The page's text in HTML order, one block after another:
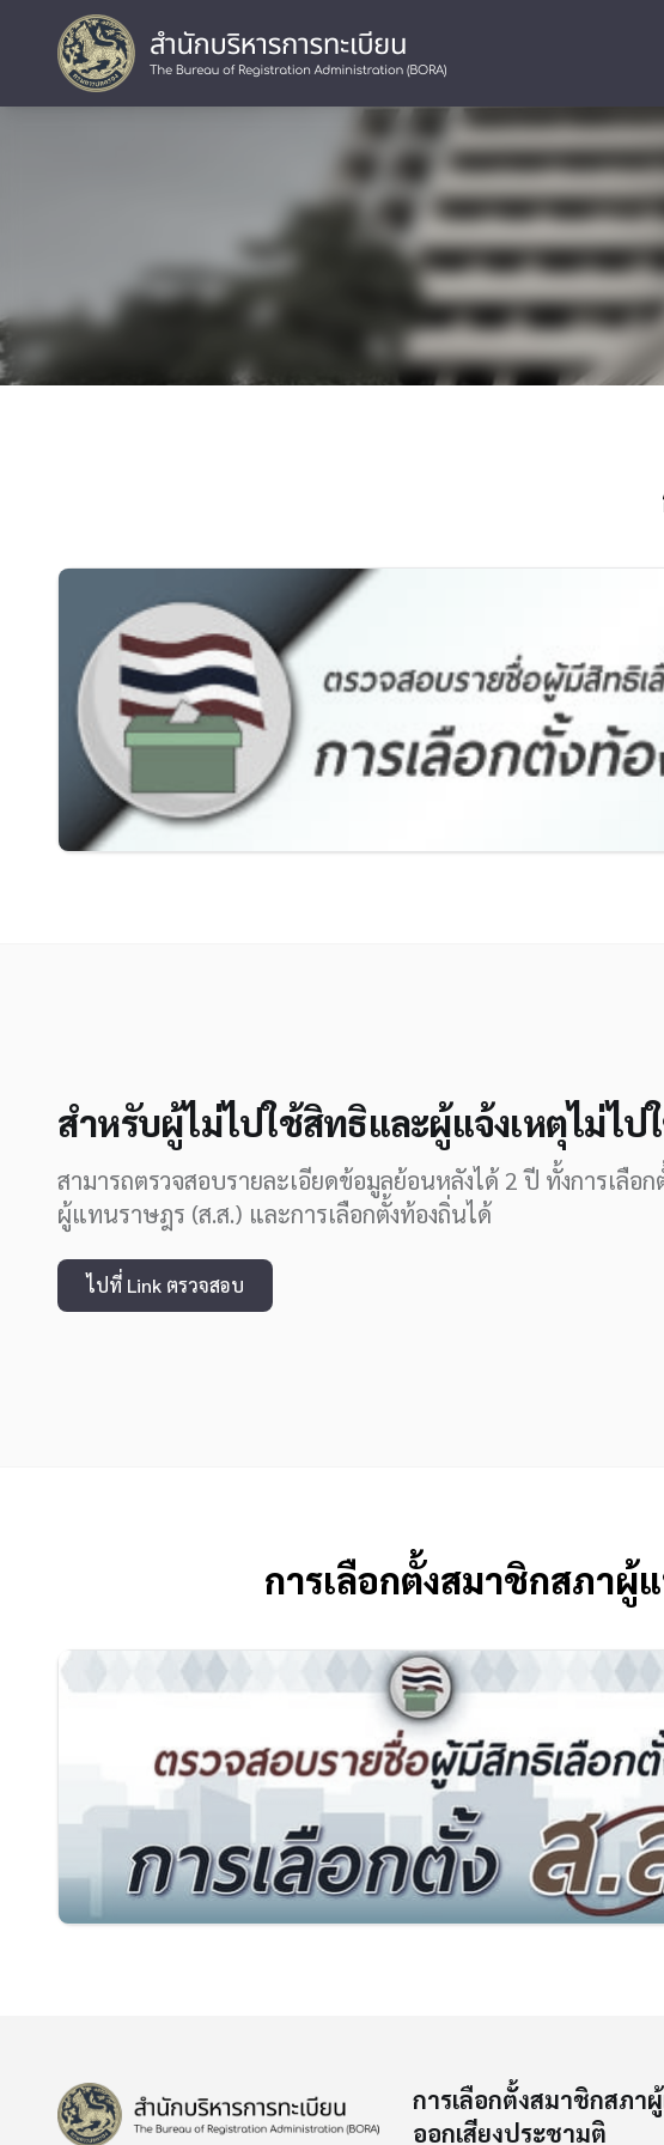
สำหรับผู้ไม่ไปใช้สิทธิและผู้แจ้งเหตุไม่ไป
สามารถตรวจสอบรายละเอียดข้อมูลย้อนหลังได้ 2 ปี ทั้งการเลือ
ผู้แทนราษฎร (ส.ส.) และการเลือกตั้งท้องถิ่นได้
ไปที่ Link ตรวจสอบ
การเลือกตั้งสมาชิกสภาผู้
การเลือกตั้งสมาชิกสภา
ออกเสียงประชามติ